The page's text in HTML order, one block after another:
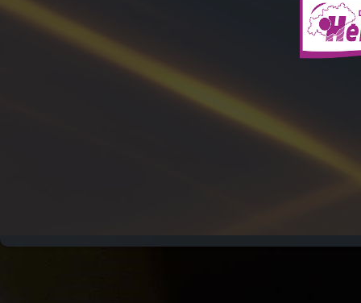
DREADA SOUND STATION
PASSE TEMPS - LE FIL DU TEMPS QUI PASSE